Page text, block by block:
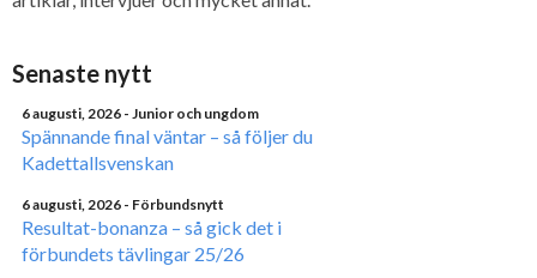
Senaste nytt
6 augusti, 2026 - Junior och ungdom
Spännande final väntar – så följer du
Kadettallsvenskan
6 augusti, 2026 - Förbundsnytt
Resultat-bonanza – så gick det i
förbundets tävlingar 25/26